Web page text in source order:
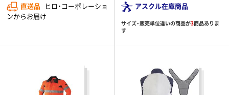
直送品
ヒロ・コーポレーショ
ンからお届け
アスクル在庫商品
サイズ・販売単位違いの商品が3商品ありま
す